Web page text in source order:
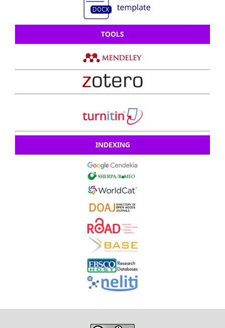
TOOLS
INDEXING